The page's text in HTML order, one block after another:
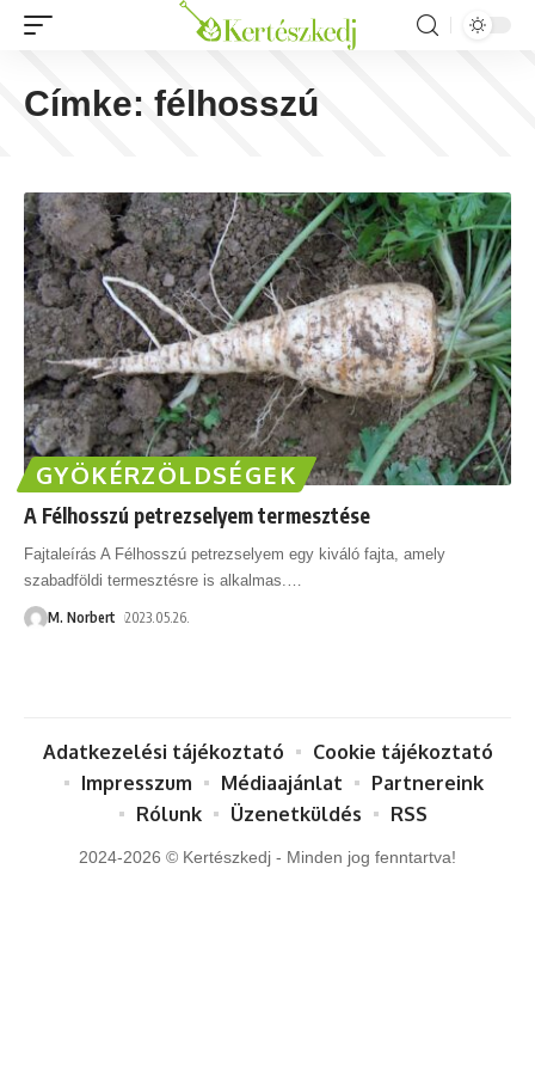
Címke: félhosszú
GYÖKÉRZÖLDSÉGEK
A Félhosszú petrezselyem termesztése
Fajtaleírás A Félhosszú petrezselyem egy kiváló fajta, amely
szabadföldi termesztésre is alkalmas.
M. Norbert 2023.05.26.
2024-2026 © Kertészkedj - Minden jog fenntartva!
Adatkezelési tájékoztató
Cookie tájékoztató
Impresszum
Médiaajánlat
Partnereink
Rólunk
Üzenetküldés RSS